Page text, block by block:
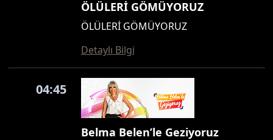
ÖLÜLERİ GÖMÜYORUZ
ÖLÜLERİ GÖMÜYORUZ
Detaylı Bilgi
04:45
Belma Belen’le Geziyoruz